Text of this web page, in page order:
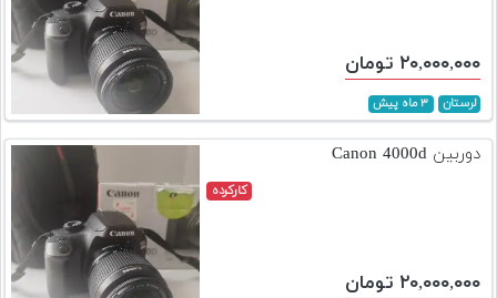
۲۰,۰۰۰,۰۰۰ تومان
لرستان ۳ ماه پیش
دوربین Canon 4000d
کارکرده
۲۰,۰۰۰,۰۰۰ تومان